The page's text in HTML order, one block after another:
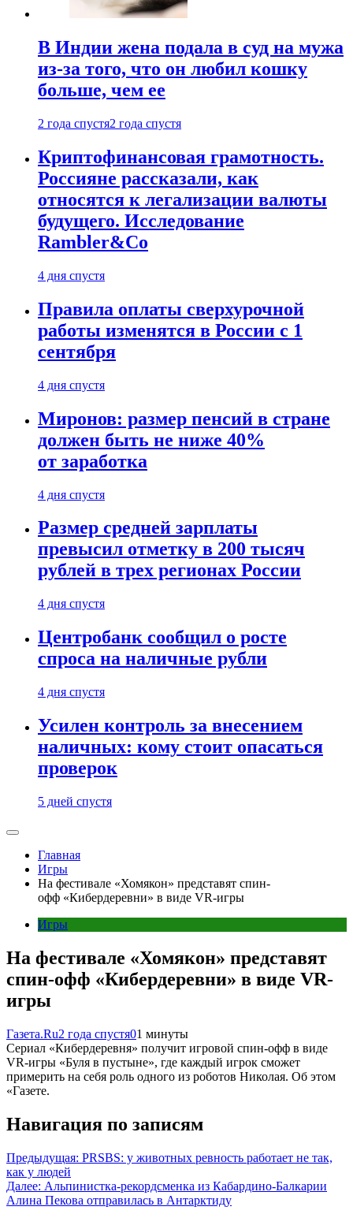
В Индии жена подала в суд на мужа
из-за того, что он любил кошку
больше, чем ее
2 года спустя2 года спустя
Криптофинансовая грамотность.
Россияне рассказали, как
относятся к легализации валюты
будущего. Исследование
Rambler&Co
4 дня спустя
Правила оплаты сверхурочной
работы изменятся в России с 1
сентября
4 дня спустя
Миронов: размер пенсий в стране
должен быть не ниже 40%
от заработка
4 дня спустя
Размер средней зарплаты
превысил отметку в 200 тысяч
рублей в трех регионах России
4 дня спустя
Центробанк сообщил о росте
спроса на наличные рубли
4 дня спустя
Усилен контроль за внесением
наличных: кому стоит опасаться
проверок
5 дней спустя
Главная
Игры
На фестивале «Хомякон» представят спин-
офф «Кибердеревни» в виде VR-игры
Игры
На фестивале «Хомякон» представят
спин-офф «Кибердеревни» в виде VR-
игры
Газета.Ru2 года спустя01 минуты
Сериал «Кибердеревня» получит игровой спин-офф в виде
VR-игры «Буля в пустыне», где каждый игрок сможет
примерить на себя роль одного из роботов Николая. Об этом
«Газете.
Навигация по записям
Предыдущая: PRSBS: у животных ревность работает не так,
как у людей
Далее: Альпинистка-рекордсменка из Кабардино-Балкарии
Алина Пекова отправилась в Антарктиду